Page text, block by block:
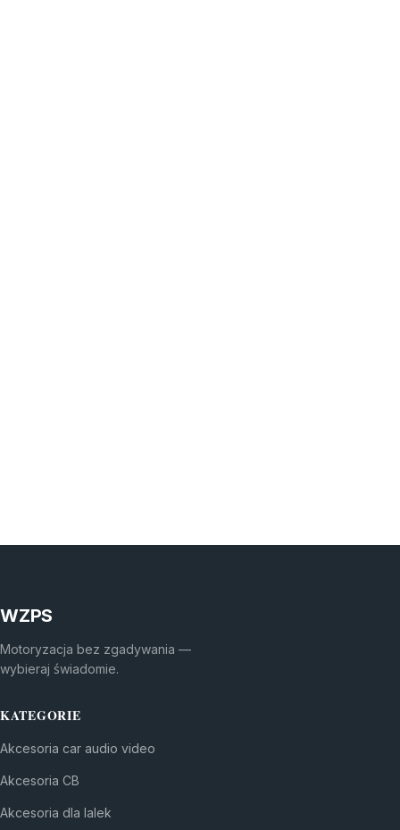
WZPS
Motoryzacja bez zgadywania —
wybieraj świadomie.
KATEGORIE
Akcesoria car audio video
Akcesoria CB
Akcesoria dla lalek